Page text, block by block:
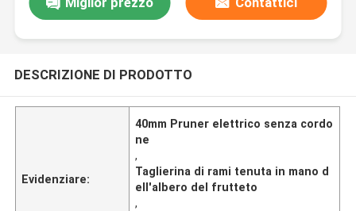
DESCRIZIONE DI PRODOTTO
Evidenziare:
40mm Pruner elettrico senza cordo
ne
,
Taglierina di rami tenuta in mano d
ell'albero del frutteto
,